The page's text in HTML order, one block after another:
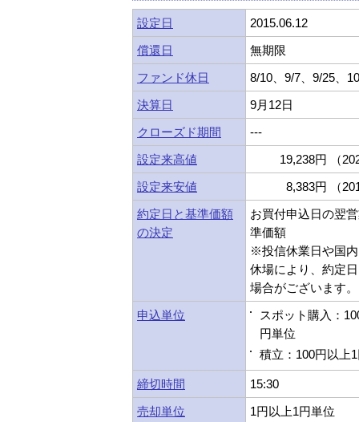
設定日
2015.06.12
償還日
無期限
ファンド休日
8/10、9/7、9/25、
決算日
9月12日
クローズド期間
---
設定来高値
19,238円 （
設定来安値
8,383円 （
約定日と基準価額
の決定
お買付申込日の翌
準価額
※投信休業日や国
休場により、約定
場合がございます。
申込単位
スポット購入：
円単位
積立：100円以上
締切時間
15:30
売却単位
1円以上1円単位